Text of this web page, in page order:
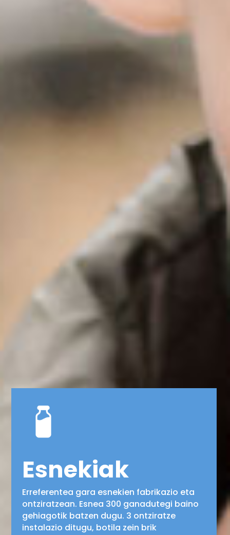
Esnekiak
Erreferentea gara esnekien fabrikazio eta
ontziratzean. Esnea 300 ganadutegi baino
gehiagotik batzen dugu. 3 ontziratze
instalazio ditugu, botila zein brik